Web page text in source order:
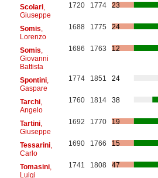
Scolari,
Giuseppe
1720 1774 23
Somis
Lorenzo
1688 1775 24
Somis
Giovanni
Battista
1686 1763 12
Spontini,
Gaspare
1774 1851 24
Tarchi,
Angelo
1760 1814 38
Tartini,
Giuseppe
1692 1770 19
Tessarini,
Carlo
1690 1766 15
Tomasini,
Luigi
1741 1808 47